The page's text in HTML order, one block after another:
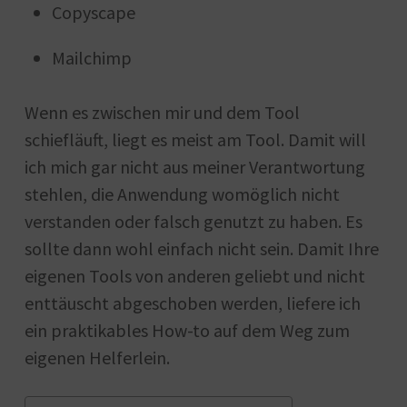
Copyscape
Mailchimp
Wenn es zwischen mir und dem Tool
schiefläuft, liegt es meist am Tool. Damit will
ich mich gar nicht aus meiner Verantwortung
stehlen, die Anwendung womöglich nicht
verstanden oder falsch genutzt zu haben. Es
sollte dann wohl einfach nicht sein. Damit Ihre
eigenen Tools von anderen geliebt und nicht
enttäuscht abgeschoben werden, liefere ich
ein praktikables How-to auf dem Weg zum
eigenen Helferlein.